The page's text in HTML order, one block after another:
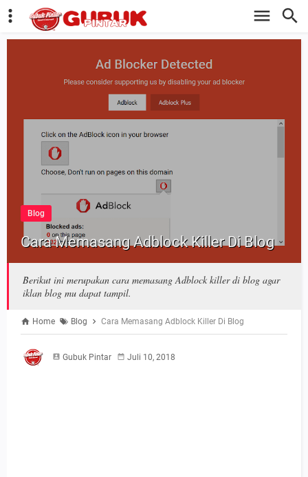
Blog
Cara Memasang Adblock Killer Di Blog
Berikut ini merupakan cara memasang Adblock killer di blog agar
iklan blog mu dapat tampil.
Home Blog Cara Memasang Adblock Killer Di Blog
Gubuk Pintar Juli 10, 2018